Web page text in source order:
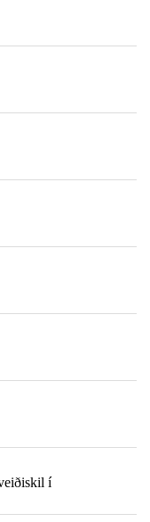
í